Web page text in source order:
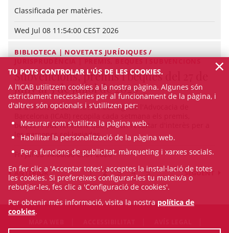
Classificada per matèries.
Wed Jul 08 11:54:00 CEST 2026
BIBLIOTECA | NOVETATS JURÍDIQUES /
Subvencions, premis i beques del 27 de
juny al 3 de juliol de 2026
La Biblioteca de l'Il·lustre Col·legi de l'Advocacia de
beques i subvencions que poden resultar d'interès per a
les persones col·legiades.
Fri Jul 03 14:00:00 CEST 2026
ANTERIOR 1 2 3 4 5 SEGÜENT
TU POTS CONTROLAR L'ÚS DE LES COOKIES.
A l’ICAB utilitzem cookies a la nostra pàgina. Algunes són
estrictament necessàries per al funcionament de la pàgina, i
d'altres són opcionals i s'utilitzen per:
Mesurar com s'utilitza la pàgina web.
Habilitar la personalització de la pàgina web.
Per a funcions de publicitat, màrqueting i xarxes socials.
En fer clic a 'Acceptar totes', acceptes la instal·lació de totes
les cookies. Si prefereixes configurar-les tu mateix/a o
rebutjar-les, fes clic a 'Configuració de cookies'.
Per obtenir més informació, visita la nostra política de
cookies.
×